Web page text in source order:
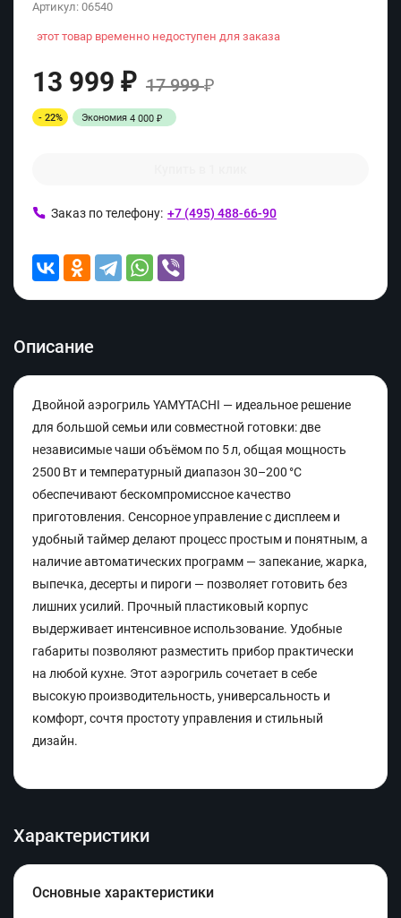
Артикул: 06540
этот товар временно недоступен для заказа
13 999 ₽ 17 999₽
- 22% Экономия 4 000 ₽
Заказ по телефону: +7 (495) 488-66-90
Описание
Двойной аэрогриль YAMYTACHI — идеальное решение
для большой семьи или совместной готовки: две
независимые чаши объёмом по 5 л, общая мощность
2500 Вт и температурный диапазон 30–200 °C
обеспечивают бескомпромиссное качество
приготовления. Сенсорное управление с дисплеем и
удобный таймер делают процесс простым и понятным, а
наличие автоматических программ — запекание, жарка,
выпечка, десерты и пироги — позволяет готовить без
лишних усилий. Прочный пластиковый корпус
выдерживает интенсивное использование. Удобные
габариты позволяют разместить прибор практически
на любой кухне. Этот аэрогриль сочетает в себе
высокую производительность, универсальность и
комфорт, сочтя простоту управления и стильный
дизайн.
Характеристики
Основные характеристики